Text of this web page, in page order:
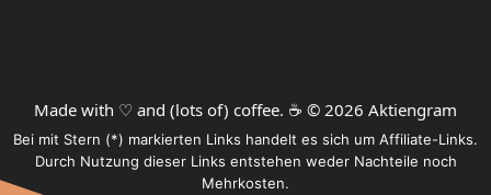
Made with ♡ and (lots of) coffee. ☕️ © 2026 Aktiengram
Bei mit Stern (*) markierten Links handelt es sich um Affiliate-Links.
Durch Nutzung dieser Links entstehen weder Nachteile noch
Mehrkosten.